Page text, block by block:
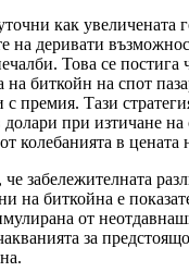
как увеличената
на деривати
Това се постига
биткойн на спот
премия. Тази
долари при изтичане на
колебанията в цената
забележителната
на биткойна е
от
за